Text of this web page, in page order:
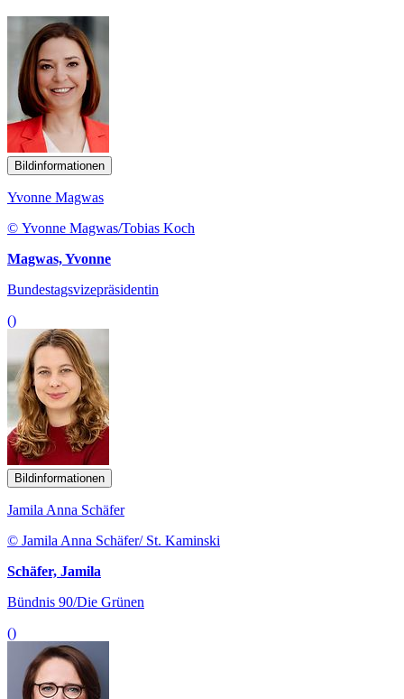
Bildinformationen
Yvonne Magwas
© Yvonne Magwas/Tobias Koch
Magwas, Yvonne
Bundestagsvizepräsidentin
()
Bildinformationen
Jamila Anna Schäfer
© Jamila Anna Schäfer/ St. Kaminski
Schäfer, Jamila
Bündnis 90/Die Grünen
()